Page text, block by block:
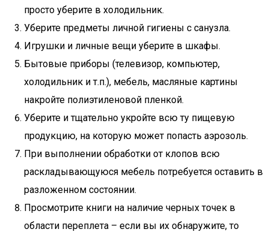
просто уберите в холодильник.
Уберите предметы личной гигиены с санузла.
Игрушки и личные вещи уберите в шкафы.
Бытовые приборы (телевизор, компьютер,
холодильник и т.п.), мебель, масляные картины
накройте полиэтиленовой пленкой.
Уберите и тщательно укройте всю ту пищевую
продукцию, на которую может попасть аэрозоль.
При выполнении обработки от клопов всю
раскладывающуюся мебель потребуется оставить в
разложенном состоянии.
Просмотрите книги на наличие черных точек в
области переплета – если вы их обнаружите, то